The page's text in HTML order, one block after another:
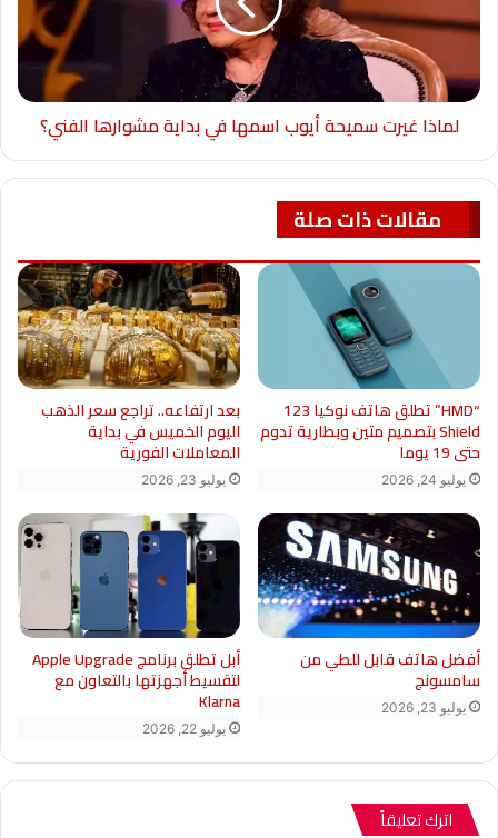
لماذا غيرت سميحة أيوب اسمها في بداية مشوارها الفني؟
مقالات ذات صلة
“HMD” تطلق هاتف نوكيا 123
Shield بتصميم متين وبطارية تدوم
حتى 19 يوما
يوليو 24, 2026
بعد ارتفاعه.. تراجع سعر الذهب
اليوم الخميس في بداية
المعاملات الفورية
يوليو 23, 2026
أفضل هاتف قابل للطي من
سامسونج
يوليو 23, 2026
أبل تطلق برنامج Apple Upgrade
لتقسيط أجهزتها بالتعاون مع
Klarna
يوليو 22, 2026
اترك تعليقاً